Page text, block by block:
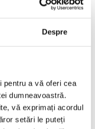
Despre
pentru a vă oferi cea
dumneavoastră.
vă exprimați acordul
setări le puteți